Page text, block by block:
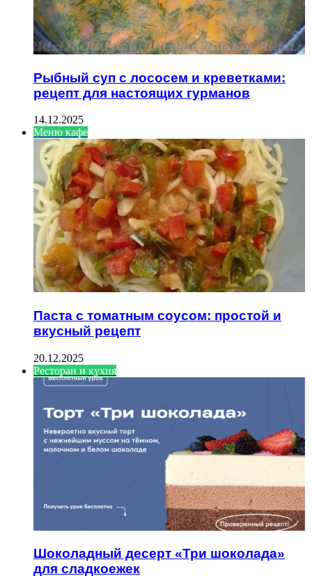
Рыбный суп с лососем и креветками:
рецепт для настоящих гурманов
14.12.2025
Меню кафе
Паста с томатным соусом: простой и
вкусный рецепт
20.12.2025
Ресторан и кухня
Шоколадный десерт «Три шоколада»
для сладкоежек